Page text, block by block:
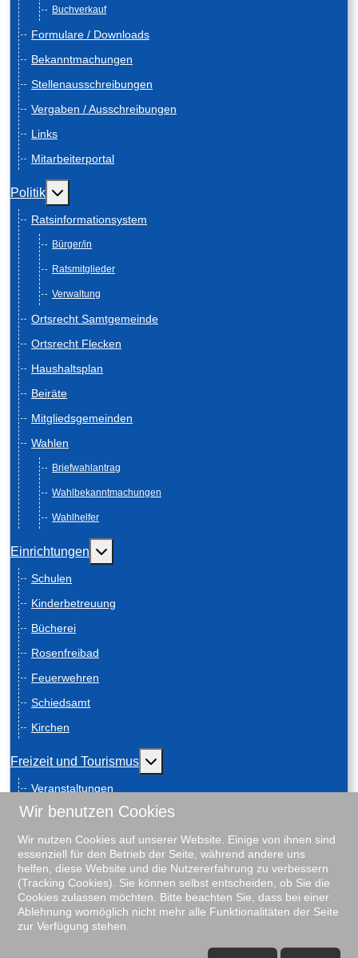
Buchverkauf
Formulare / Downloads
Bekanntmachungen
Stellenausschreibungen
Vergaben / Ausschreibungen
Links
Mitarbeiterportal
Politik Weitere Informationen: Politik
Ratsinformationsystem
Bürger/in
Ratsmitglieder
Verwaltung
Ortsrecht Samtgemeinde
Ortsrecht Flecken
Haushaltsplan
Beiräte
Mitgliedsgemeinden
Wahlen
Briefwahlantrag
Wahlbekanntmachungen
Wahlhelfer
Einrichtungen Weitere Informationen: Einrichtungen
Schulen
Kinderbetreuung
Bücherei
Rosenfreibad
Feuerwehren
Schiedsamt
Kirchen
Freizeit und Tourismus Weitere Informationen: Freizeit und
Veranstaltungen
Anreise
Geschichte
Schiebenscheeten
Gästeführungen
Unterkunftsverzeichnis
Wir benutzen Cookies
Wir nutzen Cookies auf unserer Website. Einige von ihnen sind
essenziell für den Betrieb der Seite, während andere uns
helfen, diese Website und die Nutzererfahrung zu verbessern
(Tracking Cookies). Sie können selbst entscheiden, ob Sie die
Cookies zulassen möchten. Bitte beachten Sie, dass bei einer
Ablehnung womöglich nicht mehr alle Funktionalitäten der Seite
zur Verfügung stehen.